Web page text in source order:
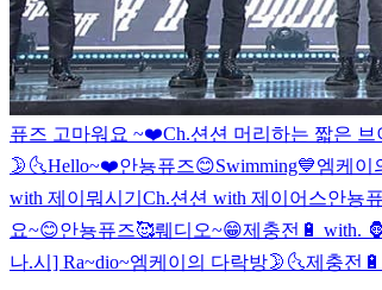
퓨즈 고마워요 ~❤️Ch.션션 머리하는 짧은 브
🌛🌜Hello~❤️안뇽퓨즈😊Swimming💙엠케이
with 제이뭐시기 Ch.션션 with 제이어스안뇽
요~😊안뇽퓨즈🥰뤠디오~😁제충전🔋 with.
나.시] Ra~dio~엠케이의 다락방🌛🌜제충전🔋